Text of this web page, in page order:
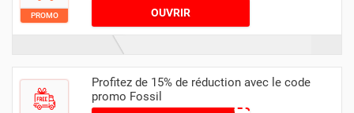
PROMO OUVRIR
Profitez de 15% de réduction avec le code
promo Fossil